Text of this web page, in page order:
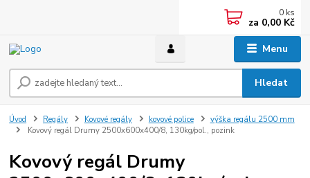
Menu
Hledat
0 ks
za 0,00 Kč
Úvod Regály Kovové regály kovové police
výška regálu 2500 mm
Kovový regál Drumy 2500x600x400/8, 130kg/pol., pozink
Kovový regál Drumy